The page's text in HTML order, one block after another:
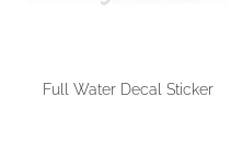
Full Water Decal Sticker